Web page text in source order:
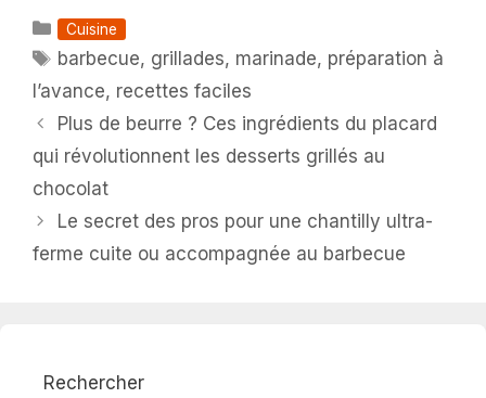
Catégories
Cuisine
Étiquettes
barbecue, grillades, marinade, préparation à
l’avance, recettes faciles
Plus de beurre ? Ces ingrédients du placard
qui révolutionnent les desserts grillés au
chocolat
Le secret des pros pour une chantilly ultra-
ferme cuite ou accompagnée au barbecue
Rechercher